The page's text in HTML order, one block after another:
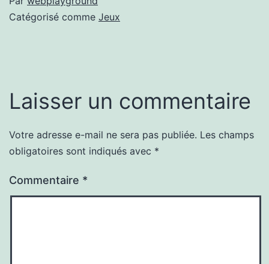
Catégorisé comme Jeux
Laisser un commentaire
Votre adresse e-mail ne sera pas publiée. Les champs
obligatoires sont indiqués avec *
Commentaire *